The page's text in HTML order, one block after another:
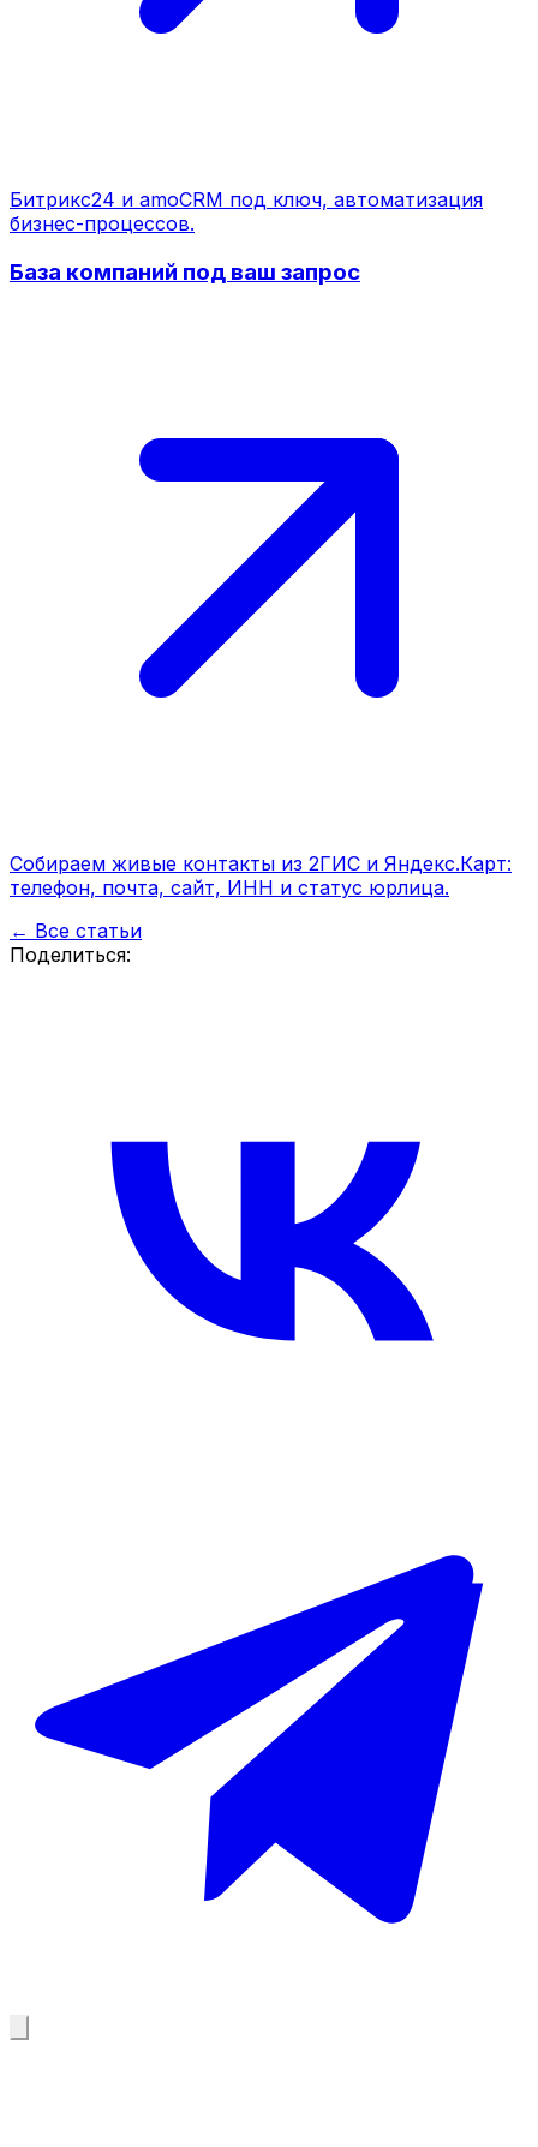
Битрикс24 и amoCRM под ключ, автоматизация
бизнес-процессов.
База компаний под ваш запрос
Собираем живые контакты из 2ГИС и Яндекс.Карт:
телефон, почта, сайт, ИНН и статус юрлица.
← Все статьи
Поделиться: